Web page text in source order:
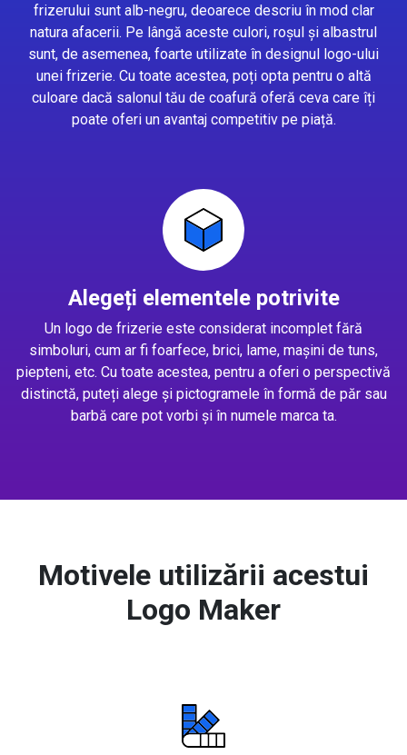
frizerului sunt alb-negru, deoarece descriu în mod clar
natura afacerii. Pe lângă aceste culori, roșul și albastrul
sunt, de asemenea, foarte utilizate în designul logo-ului
unei frizerie. Cu toate acestea, poți opta pentru o altă
culoare dacă salonul tău de coafură oferă ceva care îți
poate oferi un avantaj competitiv pe piață.
Alegeți elementele potrivite
Un logo de frizerie este considerat incomplet fără
simboluri, cum ar fi foarfece, brici, lame, mașini de tuns,
piepteni, etc. Cu toate acestea, pentru a oferi o perspectivă
distinctă, puteți alege și pictogramele în formă de păr sau
barbă care pot vorbi și în numele marca ta.
Motivele utilizării acestui
Logo Maker